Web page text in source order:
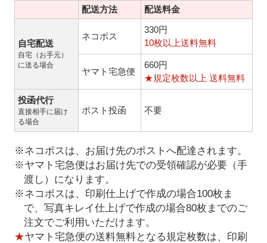
配送方法 配送料金
自宅配送
自宅（お手元）
に送る場合
ネコポス
330円
10枚以上送料無料
ヤマト宅急便
660円
★規定枚数以上 送料無料
投函代行
直接相手に届け
る場合
ポスト投函 不要
※ネコポスは、お届け先のポストへ配達されます。
※ヤマト宅急便はお届け先での受領確認が必要（手
渡し）になります。
※ネコポスは、印刷仕上げで作成の場合100枚ま
で、写真キレイ仕上げで作成の場合80枚までのご
注文でご利用いただけます。
★ヤマト宅急便の送料無料となる規定枚数は、印刷